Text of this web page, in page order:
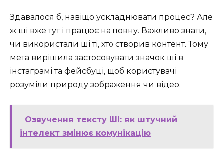
Здавалося б, навіщо ускладнювати процес? Але
ж ші вже тут і працює на повну. Важливо знати,
чи використали ші ті, хто створив контент. Тому
мета вирішила застосовувати значок ші в
інстаграмі та фейсбуці, щоб користувачі
розуміли природу зображення чи відео.
Озвучення тексту ШІ: як штучний
інтелект змінює комунікацію